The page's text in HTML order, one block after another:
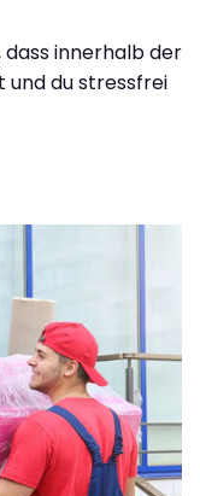
dass innerhalb der
und du stressfrei